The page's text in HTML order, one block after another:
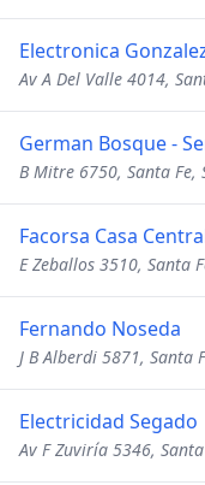
Electronica
Av A Del Valle 4014,
German Bosque -
B Mitre 6750, Santa Fe,
Facorsa Casa
E Zeballos 3510, Santa
Fernando Noseda
J B Alberdi 5871, Santa
Electricidad Segado
Av F Zuviría 5346,